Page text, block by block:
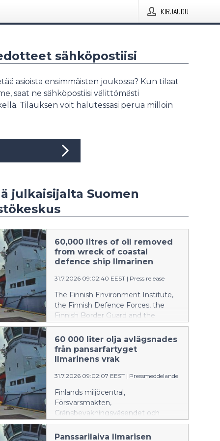
KIRJAUDU
sähköpostiisi
asioista ensimmäisten joukossa? Kun tilaat
saat ne sähköpostiisi välittömästi
Tilauksen voit halutessasi perua milloin
julkaisijalta Suomen
60,000 litres of oil removed
from wreck of coastal
defence ship Ilmarinen
31.7.2026 09:02:40 EEST | Press release
The Finnish Environment Institute,
the Finnish Defence Forces, the
Finnish Border Guard and the
Ministry of the Environment
announce: The Finnish Environment
Institute and the Finnish Navy
removed oil from the wreck of the
between 14 and 24 July 2026. In
addition, the Finnish Border Guard,
which was prepared for
environmental response operations,
and the Diving Medical Center
60 000 liter olja avlägsnades
från pansarfartyget
Ilmarinens vrak
31.7.2026 09:02:07 EEST | Pressmeddelande
Finlands miljöcentral,
Försvarsmakten,
Gränsbevakningsväsendet och
miljöministeriet informerar: Finlands
miljöcentral och marinen avlägsnade
Panssarilaiva Ilmarisen